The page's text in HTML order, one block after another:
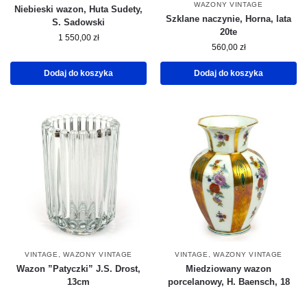
Niebieski wazon, Huta Sudety,
S. Sadowski
1 550,00 zł
Dodaj do koszyka
WAZONY VINTAGE
Szklane naczynie, Horna, lata
20te
560,00 zł
Dodaj do koszyka
VINTAGE ,WAZONY VINTAGE
Wazon ”Patyczki” J.S. Drost,
13cm
VINTAGE ,WAZONY VINTAGE
Miedziowany wazon
porcelanowy, H. Baensch, 18